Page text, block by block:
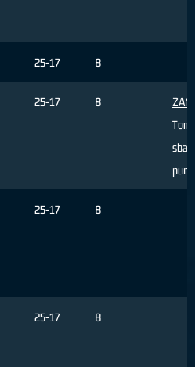
25-17 8
25-17 8
punti
25-17 8
25-17 8